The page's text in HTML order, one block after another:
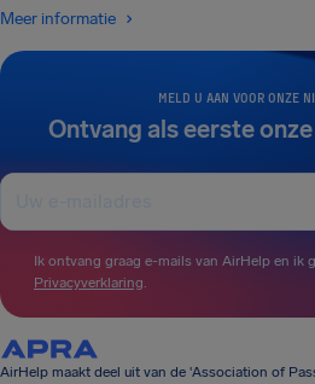
MELD U AAN VOOR ONZE
Ontvang als eerste
Ik ontvang graag e-mails van AirHelp en ik
Privacyverklaring.
Meer informatie
AirHelp maakt deel uit van de 'Association of